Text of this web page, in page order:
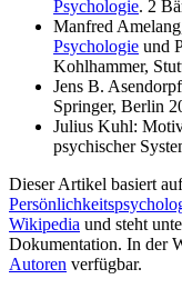
Psychologie. 2
Manfred
Psychologie und
Kohlhammer,
Jens B.
Springer, Berlin
Julius Kuhl:
psychischer
Dieser Artikel basiert
Wikipedia und steht
Dokumentation. In der
Autoren verfügbar.